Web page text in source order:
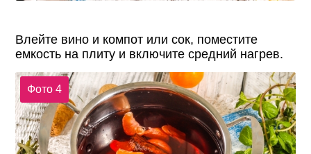
Влейте вино и компот или сок, поместите
емкость на плиту и включите средний нагрев.
Фото 4